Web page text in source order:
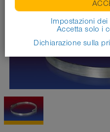
Impostazioni
Accetta solo i
Dichiarazione sulla